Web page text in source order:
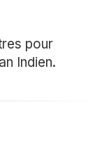
pour
Indien.